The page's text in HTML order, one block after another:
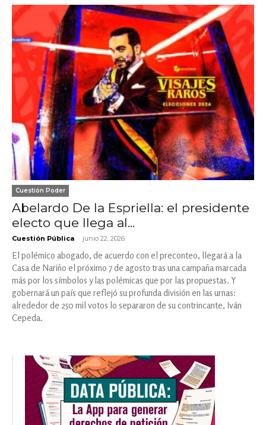
Cuestión Poder
Abelardo De la Espriella: el presidente
electo que llega al...
Cuestión Pública - junio 22, 2026
El polémico abogado, de acuerdo con el preconteo, llegará a la
Casa de Nariño el próximo 7 de agosto tras una campaña marcada
más por los símbolos y las polémicas que por las propuestas. Y
gobernará un país que reflejó su profunda división en las urnas:
alrededor de 250 mil votos lo separaron de su contrincante, Iván
Cepeda.